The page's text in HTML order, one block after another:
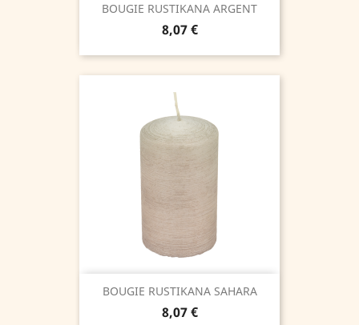
BOUGIE RUSTIKANA ARGENT
Prix
8,07 €
BOUGIE RUSTIKANA SAHARA
Prix
8,07 €